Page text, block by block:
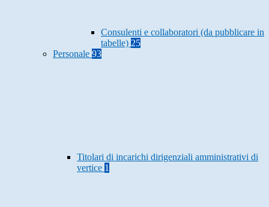
Consulenti e collaboratori (da pubblicare in
tabelle) 25
Personale 93
Titolari di incarichi dirigenziali amministrativi di
vertice 1